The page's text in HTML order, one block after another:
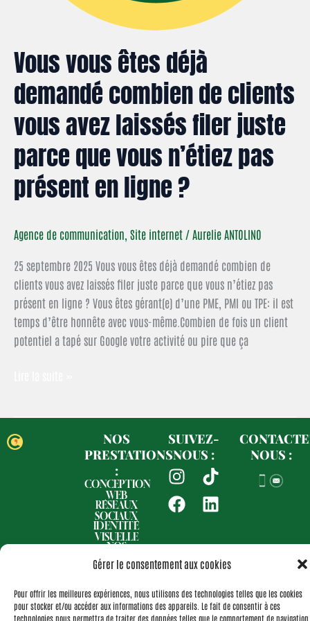
Gérer le consentement aux cookies
Pour offrir les meilleures expériences, nous utilisons des technologies telles que les cookies
pour stocker et/ou accéder aux informations des appareils. Le fait de consentir à ces
technologies nous permettra de traiter des données telles que le comportement de navigation
Vous vous êtes déjà
demandé combien de clients
vous avez laissés filer juste
parce que vous n’étiez pas
présent en ligne ?
Agence de communication Site internet / Aurelie ANTOLINO
25 septembre 2025 Vous vous êtes déjà demandé combien de
clients vous avez laissés filer juste parce que vous n’étiez pas
présent en ligne ? Vous êtes gérant(e) d’une PME, PMI ou TPE: il est
temps d’être honnête avec vous-même.Combien de fois un client
potentiel a tapé sur Google votre activité ou pire que ça
n’étiez
pas
présent
ligne
?
NOS
PRESTATIONS
:
CONCEPTION
WEB
RÉSEAUX
SOCIAUX
IDENTITÉ
VISUELLE
NOS
RÉALISATIONS
SUIVEZ-
NOUS :
I
n
s
a
g
r
a
m
T
i
k
o
k
F
a
c
b
o
o
k
L
i
n
e
d
i
n
NOUS :
Mentions légales
Nos actualités
Copyright © Com to you | Site créé par Com to you